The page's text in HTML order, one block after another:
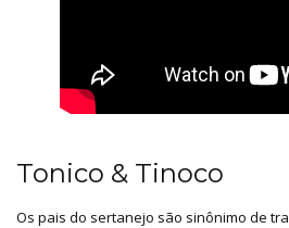
Tonico & Tinoco
Os pais do sertanejo são sinônimo de